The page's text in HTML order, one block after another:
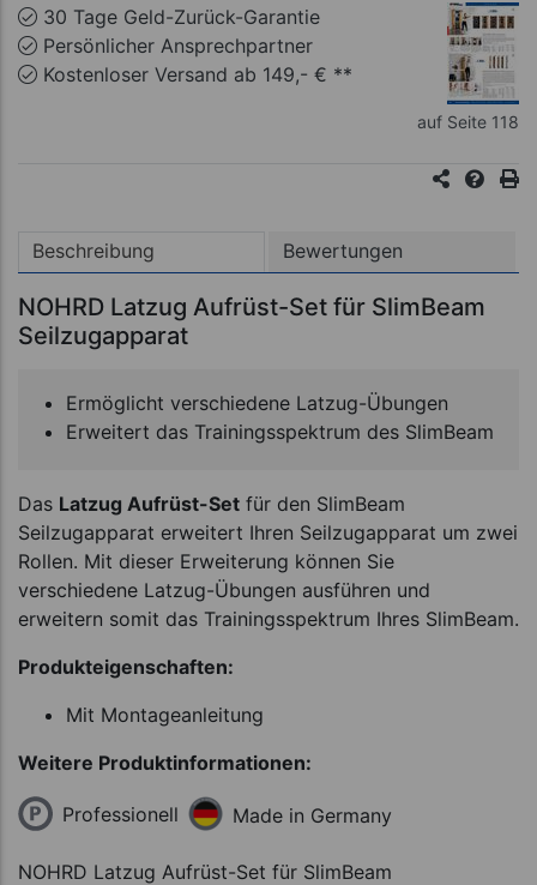
30 Tage Geld-Zurück-Garantie
Persönlicher Ansprechpartner
Kostenloser Versand ab 149,- € **
auf Seite 118
Beschreibung Bewertungen
NOHRD Latzug Aufrüst-Set für SlimBeam
Seilzugapparat
Ermöglicht verschiedene Latzug-Übungen
Erweitert das Trainingsspektrum des SlimBeam
Das Latzug Aufrüst-Set für den SlimBeam
Seilzugapparat erweitert Ihren Seilzugapparat um zwei
Rollen. Mit dieser Erweiterung können Sie
verschiedene Latzug-Übungen ausführen und
erweitern somit das Trainingsspektrum Ihres SlimBeam.
Produkteigenschaften:
Mit Montageanleitung
Weitere Produktinformationen:
Professionell Made in Germany
NOHRD Latzug Aufrüst-Set für SlimBeam